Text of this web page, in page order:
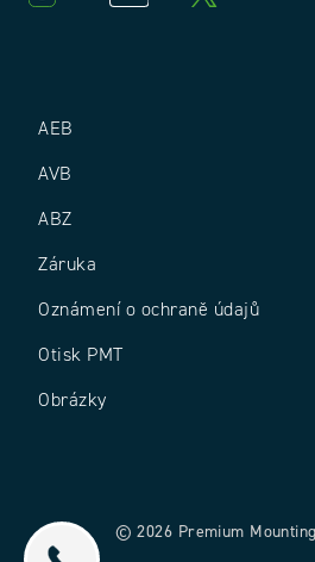
AEB
AVB
ABZ
Záruka
Oznámení o ochraně údajů
Otisk PMT
Obrázky
© 2026 Premium